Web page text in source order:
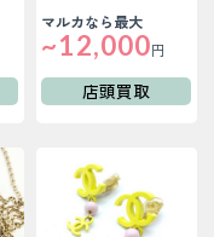
マルカなら最大
~12,000円
店頭買取